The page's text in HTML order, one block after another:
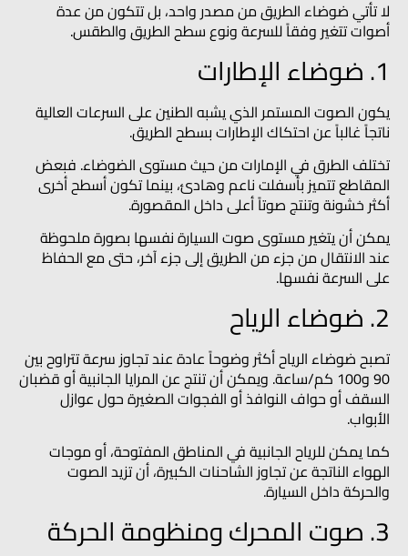
لا تأتي ضوضاء الطريق من مصدر واحد، بل تتكون من عدة
أصوات تتغير وفقاً للسرعة ونوع سطح الطريق والطقس.
1. ضوضاء الإطارات
يكون الصوت المستمر الذي يشبه الطنين على السرعات العالية
ناتجاً غالباً عن احتكاك الإطارات بسطح الطريق.
تختلف الطرق في الإمارات من حيث مستوى الضوضاء. فبعض
المقاطع تتميز بأسفلت ناعم وهادئ، بينما تكون أسطح أخرى
أكثر خشونة وتنتج صوتاً أعلى داخل المقصورة.
يمكن أن يتغير مستوى صوت السيارة نفسها بصورة ملحوظة
عند الانتقال من جزء من الطريق إلى جزء آخر، حتى مع الحفاظ
على السرعة نفسها.
2. ضوضاء الرياح
تصبح ضوضاء الرياح أكثر وضوحاً عادة عند تجاوز سرعة تتراوح بين
90 و100 كم/ساعة. ويمكن أن تنتج عن المرايا الجانبية أو قضبان
السقف أو حواف النوافذ أو الفجوات الصغيرة حول عوازل
الأبواب.
كما يمكن للرياح الجانبية في المناطق المفتوحة، أو موجات
الهواء الناتجة عن تجاوز الشاحنات الكبيرة، أن تزيد الصوت
والحركة داخل السيارة.
3. صوت المحرك ومنظومة الحركة